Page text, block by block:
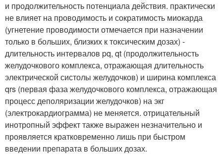
и продолжительность потенциала действия. практически
не влияет на проводимость и сократимость миокарда
(угнетение проводимости отмечается при назначении
только в больших, близких к токсическим дозах) -
длительность интервалов pq, qt (продолжительность
желудочкового комплекса, отражающая длительность
электрической систолы желудочков) и ширина комплекса
qrs (первая фаза желудочкового комплекса, отражающая
процесс деполяризации желудочков) на экг
(электрокардиограмма) не меняется. отрицательный
инотропный эффект также выражен незначительно и
проявляется кратковременно лишь при быстром
введении препарата в больших дозах.